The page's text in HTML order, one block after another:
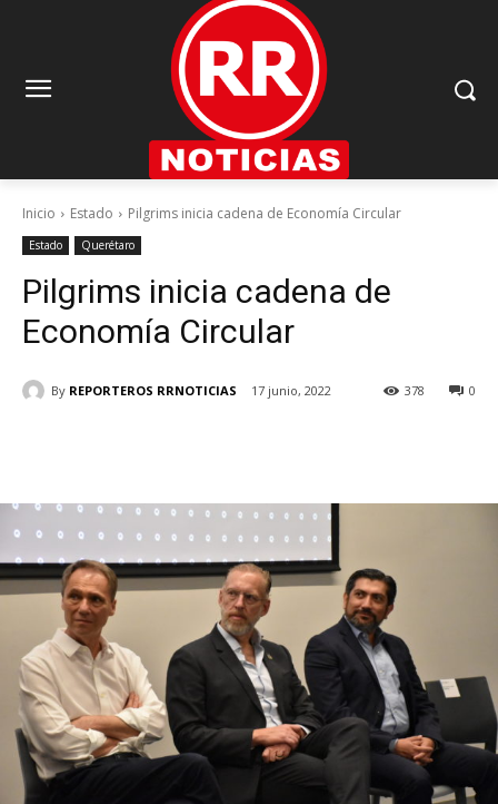
Inicio Estado Pilgrims inicia cadena de Economía Circular
Estado Querétaro
Pilgrims inicia cadena de
Economía Circular
By REPORTEROS RRNOTICIAS 17 junio, 2022 0
378